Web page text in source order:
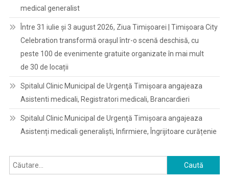
medical generalist
Între 31 iulie și 3 august 2026, Ziua Timișoarei | Timișoara City
Celebration transformă orașul într-o scenă deschisă, cu
peste 100 de evenimente gratuite organizate în mai mult
de 30 de locații
Spitalul Clinic Municipal de Urgenţă Timişoara angajeaza
Asistenti medicali, Registratori medicali, Brancardieri
Spitalul Clinic Municipal de Urgenţă Timişoara angajeaza
Asistenți medicali generaliști, Infirmiere, Îngrijitoare curățenie
Caută
după: